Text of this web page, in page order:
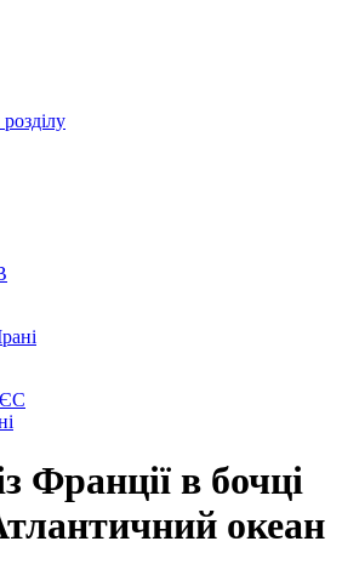
ЄС
Франції в бочці
океан